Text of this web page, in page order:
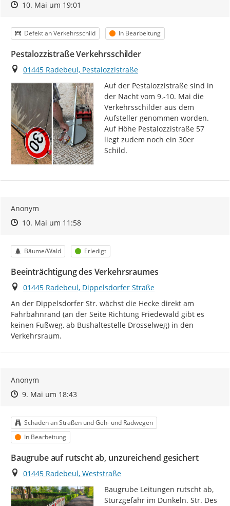
Zeitpunkt des Erstellens
Zeitpunkt des Erstellens
10. Mai um 19:01
Kategorie
Defekt an Verkehrsschild Status
In Bearbeitung
Pestalozzistraße Verkehrsschilder
Ort
01445 Radebeul, Pestalozzistraße
Auf der Pestalozzistraße sind in
der Nacht vom 9.-10. Mai die
Verkehrsschilder aus dem
Aufsteller genommen worden.
Auf Höhe Pestalozzistraße 57
liegt zudem noch ein 30er
Schild.
Anonym
Zeitpunkt des Erstellens
Zeitpunkt des Erstellens
10. Mai um 11:58Zur Äußerung
Kategorie
Bäume/Wald Status
Erledigt
Beeinträchtigung des Verkehrsraumes
Ort
01445 Radebeul, Dippelsdorfer Straße
An der Dippelsdorfer Str. wächst die Hecke direkt am
Fahrbahnrand (an der Seite Richtung Friedewald gibt es
keinen Fußweg, ab Bushaltestelle Drosselweg) in den
Verkehrsraum.
Anonym
Zeitpunkt des Erstellens
Zeitpunkt des Erstellens
9. Mai um 18:43Zur Äußerung
Kategorie
Schäden an Straßen und Geh- und Radwegen
Status
In Bearbeitung
Baugrube auf rutscht ab, unzureichend gesichert
Ort
01445 Radebeul, Weststraße
Baugrube Leitungen rutscht ab,
Sturzgefahr im Dunkeln. Str. Des